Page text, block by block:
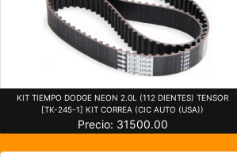
KIT TIEMPO DODGE NEON 2.0L (112 DIENTES) TENSOR
[TK-245-1] KIT CORREA (CIC AUTO (USA))
Precio: 31500.00